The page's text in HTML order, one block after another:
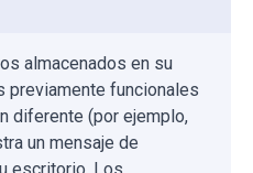
almacenados en su
previamente funcionales
diferente (por ejemplo,
un mensaje de